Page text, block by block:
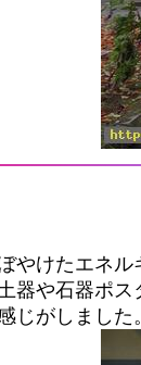
やけたエネル
器や石器ポ
じがしました。